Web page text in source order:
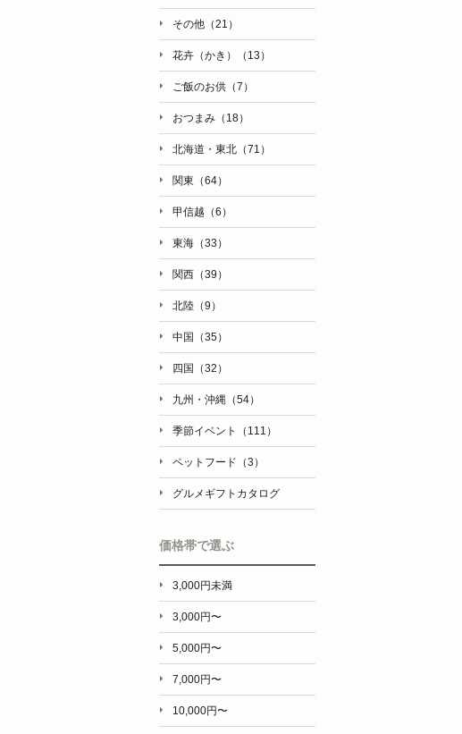
その他（21）
花卉（かき）（13）
ご飯のお供（7）
おつまみ（18）
北海道・東北（71）
関東（64）
甲信越（6）
東海（33）
関西（39）
北陸（9）
中国（35）
四国（32）
九州・沖縄（54）
季節イベント（111）
ペットフード（3）
グルメギフトカタログ
価格帯で選ぶ
3,000円未満
3,000円〜
5,000円〜
7,000円〜
10,000円〜